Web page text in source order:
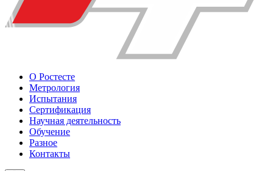
О Ростесте
Метрология
Испытания
Сертификация
Научная деятельность
Обучение
Разное
Контакты